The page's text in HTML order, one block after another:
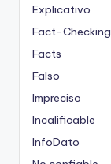
Explicativo
Fact-Checking
Facts
Falso
Impreciso
Incalificable
InfoDato